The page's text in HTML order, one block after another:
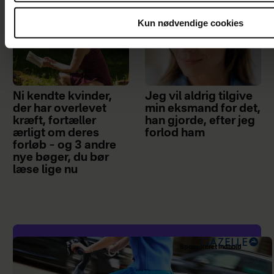
Kun nødvendige cookies
Ni kendte kvinder,
der har overlevet
kræft, fortæller
ærligt om deres
forløb – og 3 andre
nye bøger, du bør
læse lige nu
Jeg vil aldrig tilgive
min eksmand for det,
han gjorde, efter jeg
forlod ham
Sponsoreret indhold